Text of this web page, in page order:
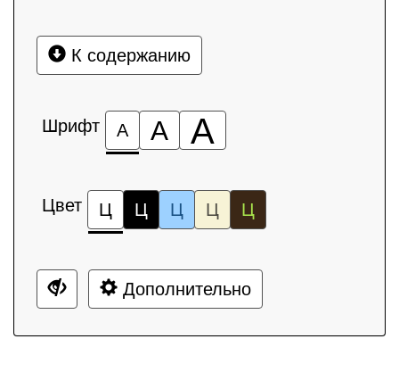
К содержанию
Шрифт А А А
Цвет Ц Ц Ц Ц Ц
Дополнительно